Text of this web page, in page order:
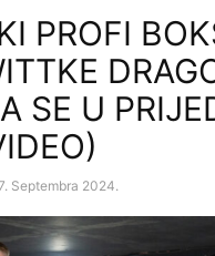
PROFI
SE U
Septembra 2024.